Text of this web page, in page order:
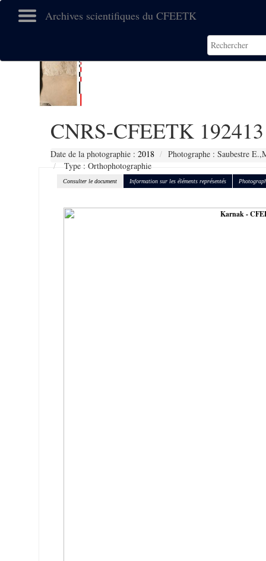
Archives scientifiques du CFEETK
CNRS-CFEETK 192413
Date de la photographie : 2018
Photographe : Saubestre
Type : Orthophotographie
Consulter le document Information sur les éléments représentés